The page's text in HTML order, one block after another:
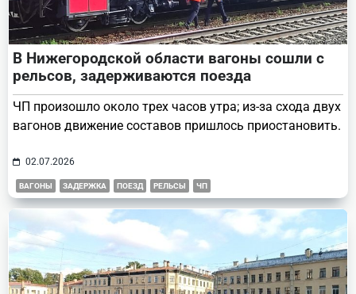
В Нижегородской области вагоны сошли с
рельсов, задерживаются поезда
ЧП произошло около трех часов утра; из-за схода двух
вагонов движение составов пришлось приостановить.
02.07.2026
ВАГОНЫ ЗАДЕРЖКА ПОЕЗД РЕЛЬСЫ ЧП